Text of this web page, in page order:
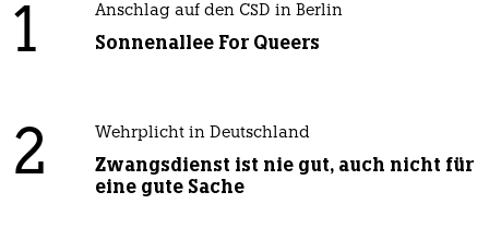
1 Anschlag auf den CSD in Berlin
Sonnenallee For Queers
2 Wehrplicht in Deutschland
Zwangsdienst ist nie gut, auch nicht für
eine gute Sache